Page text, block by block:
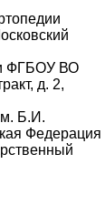
ФГБОУ ВО
д. 2,
Б.И.
Федерация